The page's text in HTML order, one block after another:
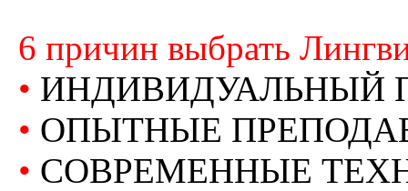
6 причин выбрать
• ИНДИВИДУАЛЬНЫЙ
• ОПЫТНЫЕ
• СОВРЕМЕННЫЕ